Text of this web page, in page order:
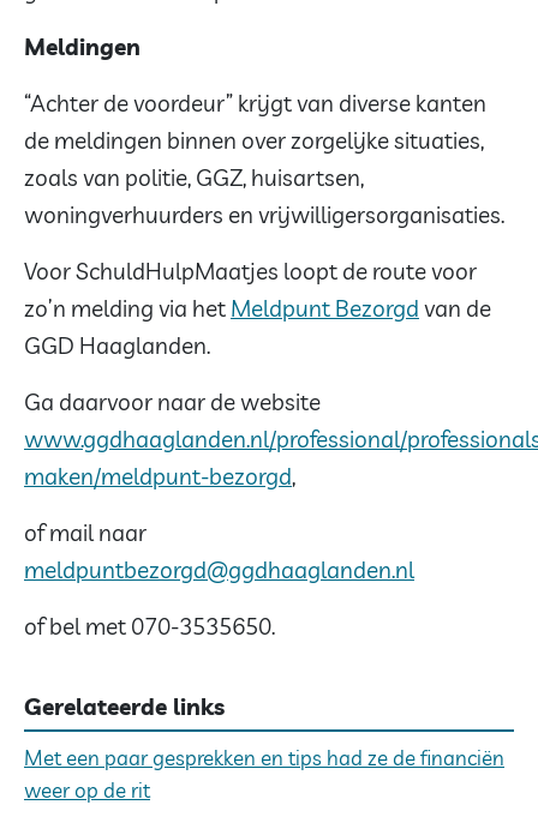
Meldingen
“Achter de voordeur” krijgt van diverse kanten
de meldingen binnen over zorgelijke situaties,
zoals van politie, GGZ, huisartsen,
woningverhuurders en vrijwilligersorganisaties.
Voor SchuldHulpMaatjes loopt de route voor
zo’n melding via het Meldpunt Bezorgd van de
GGD Haaglanden.
Ga daarvoor naar de website
www.ggdhaaglanden.nl/professional/
maken/meldpunt-bezorgd,
of mail naar
meldpuntbezorgd@ggdhaaglanden.nl
of bel met 070-3535650.
Gerelateerde links
Met een paar gesprekken en tips had ze de financiën
weer op de rit